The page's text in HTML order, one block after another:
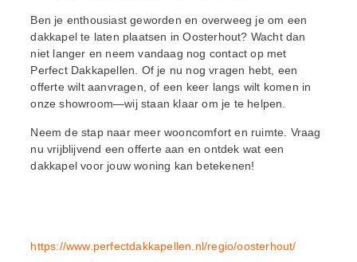
Ben je enthousiast geworden en overweeg je om een
dakkapel te laten plaatsen in Oosterhout? Wacht dan
niet langer en neem vandaag nog contact op met
Perfect Dakkapellen. Of je nu nog vragen hebt, een
offerte wilt aanvragen, of een keer langs wilt komen in
onze showroom—wij staan klaar om je te helpen.
Neem de stap naar meer wooncomfort en ruimte. Vraag
nu vrijblijvend een offerte aan en ontdek wat een
dakkapel voor jouw woning kan betekenen!
https://www.perfectdakkapellen.nl/regio/oosterhout/